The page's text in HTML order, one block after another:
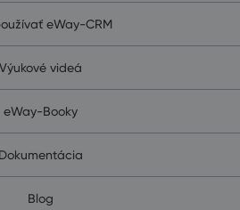
eWay-CRM
Výukové videá
eWay-Booky
Dokumentácia
Blog